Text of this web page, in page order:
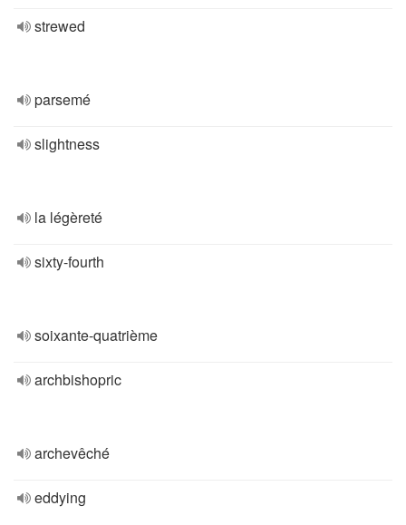
strewed
parsemé
slightness
la légèreté
sixty-fourth
soixante-quatrième
archbishopric
archevêché
eddying